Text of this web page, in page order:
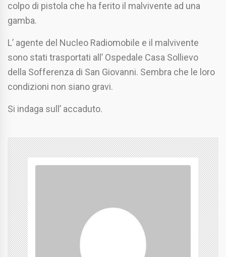
colpo di pistola che ha ferito il malvivente ad una
gamba.
L’ agente del Nucleo Radiomobile e il malvivente
sono stati trasportati all’ Ospedale Casa Sollievo
della Sofferenza di San Giovanni. Sembra che le loro
condizioni non siano gravi.
Si indaga sull’ accaduto.